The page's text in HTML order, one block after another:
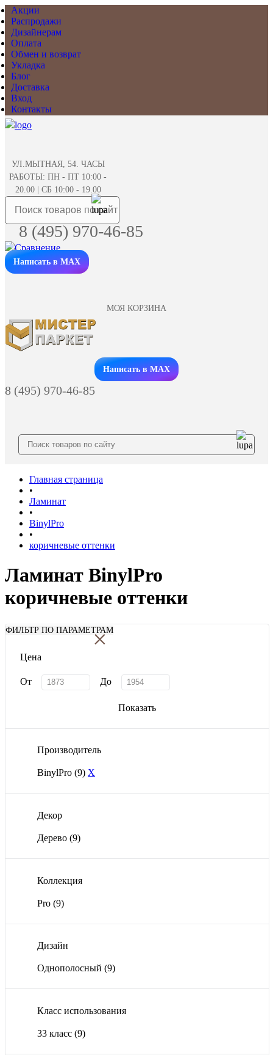
Акции
Распродажи
Дизайнерам
Оплата
Обмен и возврат
Укладка
Блог
Доставка
Вход
Контакты
УЛ.МЫТНАЯ, 54. ЧАСЫ
РАБОТЫ: ПН - ПТ 10:00 -
20.00 | СБ 10:00 - 19.00
8 (495) 970-46-85
Написать в MAX
МОЯ КОРЗИНА
Заказать звонок
Написать в MAX
8 (495) 970-46-85
Главная страница
•
Ламинат
•
BinylPro
•
коричневые оттенки
Ламинат BinylPro
коричневые оттенки
ФИЛЬТР ПО ПАРАМЕТРАМ
×
Цена
От До
Показать
Производитель
BinylPro (9) X
Декор
Дерево (9)
Коллекция
Pro (9)
Дизайн
Однополосный (9)
Класс использования
33 класс (9)